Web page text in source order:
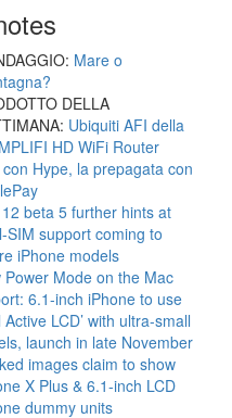
Mare o
DELLA
Ubiquiti AFI della
HD WiFi Router
Hype, la prepagata con
beta 5 further hints at
SIM support coming to
iPhone models
Power Mode on the Mac
6.1-inch iPhone to use
Active LCD’ with ultra-small
launch in late November
images claim to show
X Plus & 6.1-inch LCD
dummy units